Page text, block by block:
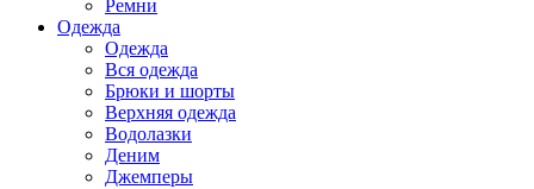
Ремни
Одежда
Одежда
Вся одежда
Брюки и шорты
Верхняя одежда
Водолазки
Деним
Джемперы